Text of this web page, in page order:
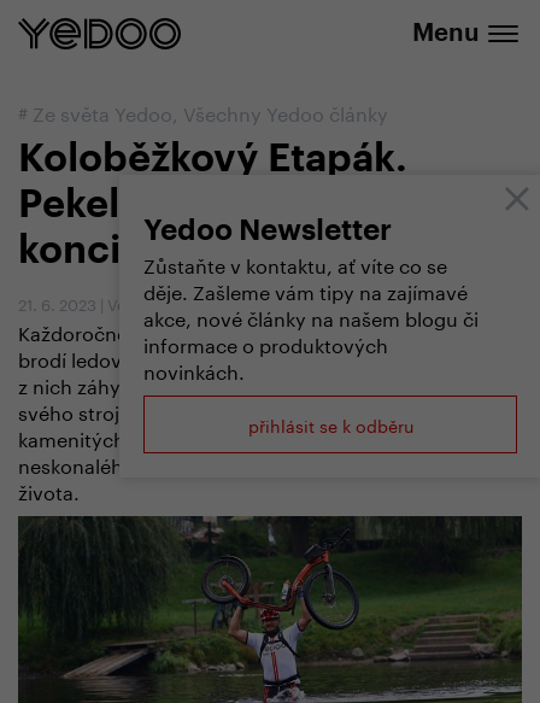
Menu
Yedoo Newsletter
Zůstaňte v kontaktu, ať víte co se
děje. Zašleme vám tipy na zajímavé
akce, nové články na našem blogu či
informace o produktových
novinkách.
přihlásit se k odběru
# Ze světa Yedoo, Všechny Yedoo články
Koloběžkový Etapák.
Pekelný závod na jehož
konci je slastné uspokojení
21. 6. 2023 | Vendula Kosíková
Každoročně a dobrovolně se s koloběžkou na zádech
brodí ledovou vodou, šplhají do strmých kopců, aby se
z nich záhy spustili střemhlav dolů, a pak na stupátku
svého stroje bloudili po bahnitých, prašných či
kamenitých stezkách až do zdárného cíle – pocitu
neskonalého uspokojení, sounáležitosti a radosti ze
života.